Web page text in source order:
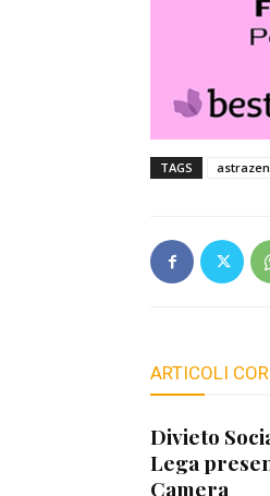
TAGS
ARTICOLI
Divieto
Lega
Camera